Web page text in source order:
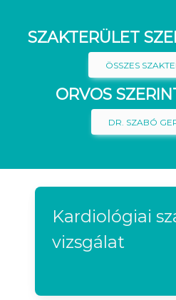
SZAKTERÜLET
ÖSSZES
ORVOS
DR. SZABÓ
Kardiológiai
vizsgálat